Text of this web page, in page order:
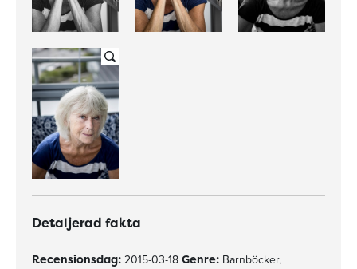
Detaljerad fakta
Recensionsdag: 2015-03-18 Genre: Barnböcker,